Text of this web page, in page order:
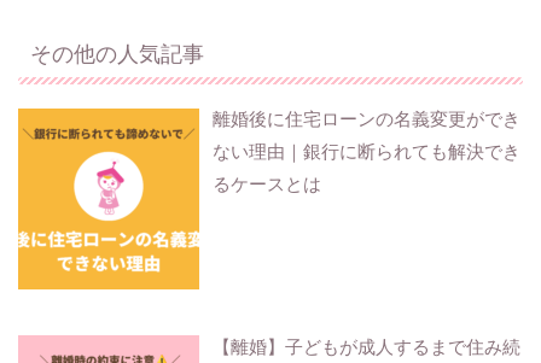
その他の人気記事
離婚後に住宅ローンの名義変更ができ
ない理由｜銀行に断られても解決でき
るケースとは
【離婚】子どもが成人するまで住み続